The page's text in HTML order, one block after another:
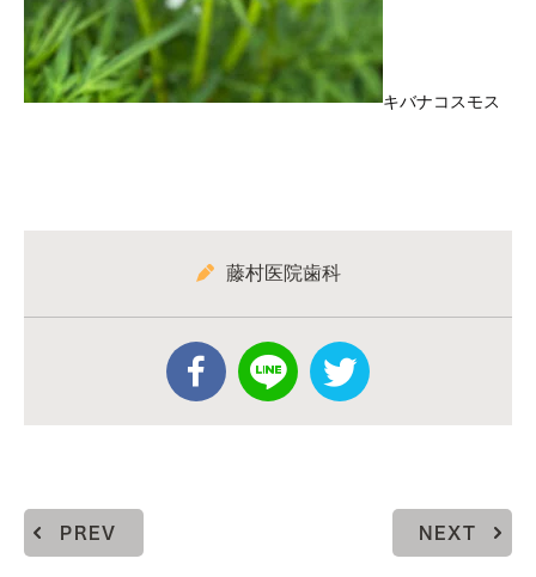
キバナコスモス
藤村医院歯科
PREV NEXT